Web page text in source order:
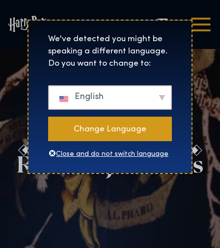
Harry Potter™: The
Čeština
Rezervujte si nás
We've detected you might be
speaking a different language.
Do you want to change to:
English
Change Language
Close and do not switch language